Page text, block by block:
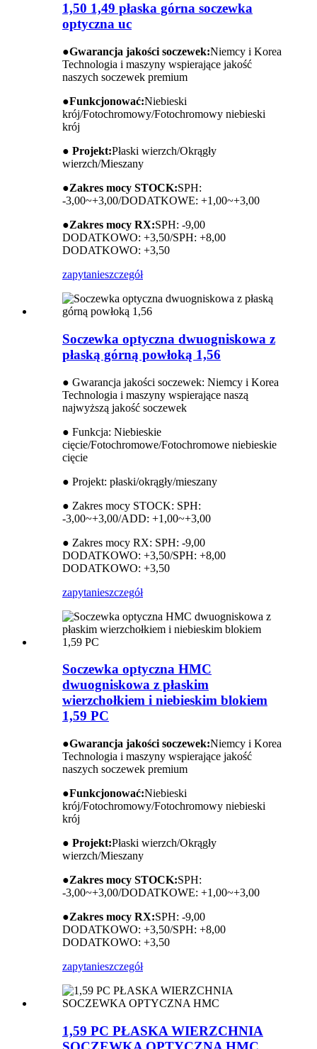
1,50 1,49 płaska górna soczewka
optyczna uc
●Gwarancja jakości soczewek:Niemcy i Korea
Technologia i maszyny wspierające jakość
naszych soczewek premium
●Funkcjonować:Niebieski
krój/Fotochromowy/Fotochromowy niebieski
krój
● Projekt:Płaski wierzch/Okrągły
wierzch/Mieszany
●Zakres mocy STOCK:SPH:
-3,00~+3,00/DODATKOWE: +1,00~+3,00
●Zakres mocy RX:SPH: -9,00
DODATKOWO: +3,50/SPH: +8,00
DODATKOWO: +3,50
zapytanieszczegół
Soczewka optyczna dwuogniskowa z
płaską górną powłoką 1,56
● Gwarancja jakości soczewek: Niemcy i Korea
Technologia i maszyny wspierające naszą
najwyższą jakość soczewek
● Funkcja: Niebieskie
cięcie/Fotochromowe/Fotochromowe niebieskie
cięcie
● Projekt: płaski/okrągły/mieszany
● Zakres mocy STOCK: SPH:
-3,00~+3,00/ADD: +1,00~+3,00
● Zakres mocy RX: SPH: -9,00
DODATKOWO: +3,50/SPH: +8,00
DODATKOWO: +3,50
zapytanieszczegół
Soczewka optyczna HMC
dwuogniskowa z płaskim
wierzchołkiem i niebieskim blokiem
1,59 PC
●Gwarancja jakości soczewek:Niemcy i Korea
Technologia i maszyny wspierające jakość
naszych soczewek premium
●Funkcjonować:Niebieski
krój/Fotochromowy/Fotochromowy niebieski
krój
● Projekt:Płaski wierzch/Okrągły
wierzch/Mieszany
●Zakres mocy STOCK:SPH:
-3,00~+3,00/DODATKOWE: +1,00~+3,00
●Zakres mocy RX:SPH: -9,00
DODATKOWO: +3,50/SPH: +8,00
DODATKOWO: +3,50
zapytanieszczegół
1,59 PC PŁASKA WIERZCHNIA